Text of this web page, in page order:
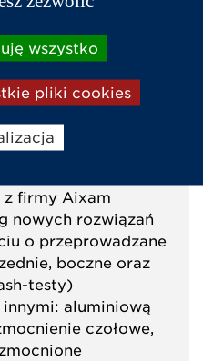
wysoki
czynnego oraz
polega na
ochrony
z firmy Aixam
nowych rozwiązań
o przeprowadzane
boczne oraz
testy)
aluminiową
czołowe,
wszystko
pliki cookies